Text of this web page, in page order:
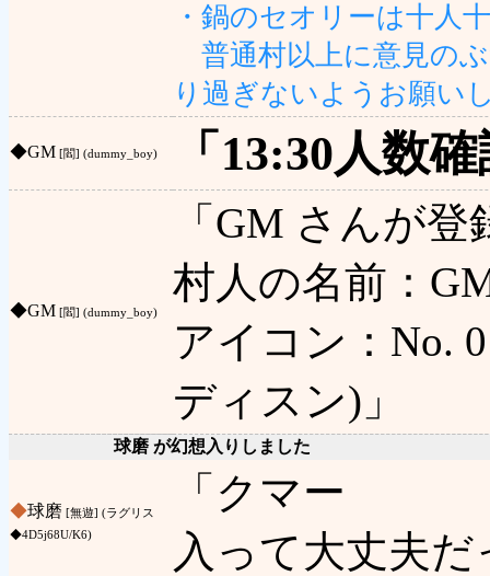
・鍋のセオリーは十人
普通村以上に意見の
り過ぎないようお願い
◆GM [閻] (dummy_boy) 「13:30人数
◆GM [閻] (dummy_boy)
「GM さんが
村人の名前：
アイコン：No.
ディスン)」
球磨 が幻想入りしました
◆球磨 [無遊] (ラグリス
◆4D5j68U/K6)
「クマー
入って大丈夫